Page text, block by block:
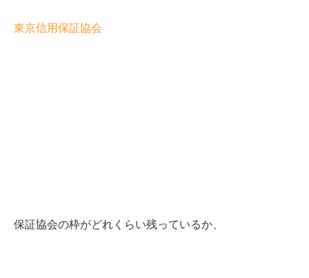
東京信用保証協会
保証協会の枠がどれくらい残っているか、